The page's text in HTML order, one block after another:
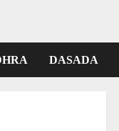
DASADA